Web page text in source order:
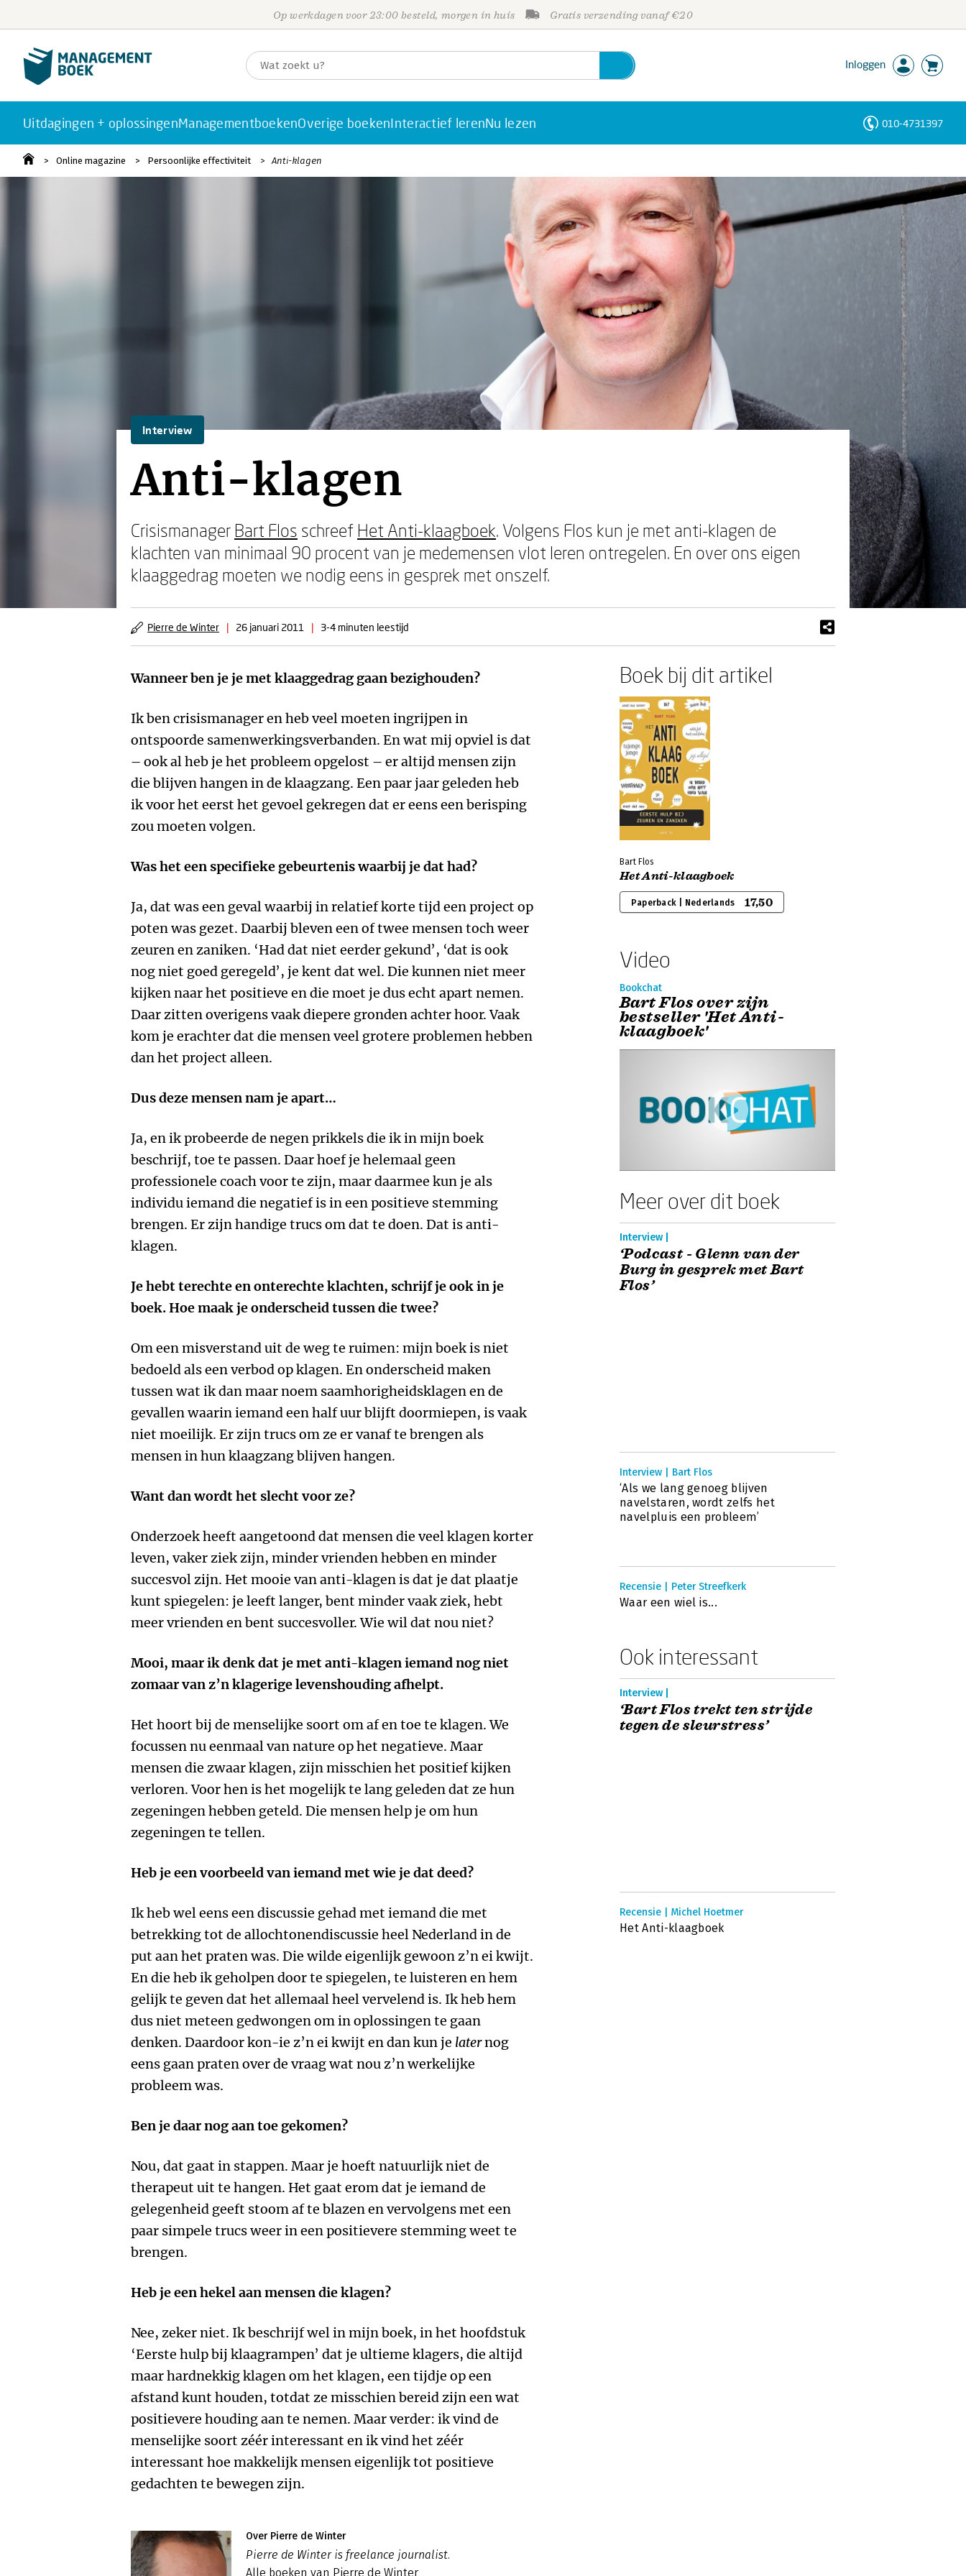
Op werkdagen voor 23:00 besteld, morgen in huis Gratis verzending vanaf €20
Inloggen
Uitdagingen + oplossingenManagementboekenOverige boekenInteractief lerenNu lezen 010-4731397
Online magazine Persoonlijke effectiviteit Anti-klagen
Interview
Anti-klagen
Crisismanager Bart Flos schreef Het Anti-klaagboek. Volgens Flos kun je met anti-klagen de
klachten van minimaal 90 procent van je medemensen vlot leren ontregelen. En over ons eigen
klaaggedrag moeten we nodig eens in gesprek met onszelf.
Pierre de Winter | 26 januari 2011 | 3-4 minuten leestijd
Wanneer ben je je met klaaggedrag gaan bezighouden?
Ik ben crisismanager en heb veel moeten ingrijpen in
ontspoorde samenwerkingsverbanden. En wat mij opviel is dat
– ook al heb je het probleem opgelost – er altijd mensen zijn
die blijven hangen in de klaagzang. Een paar jaar geleden heb
ik voor het eerst het gevoel gekregen dat er eens een berisping
zou moeten volgen.
Was het een specifieke gebeurtenis waarbij je dat had?
Ja, dat was een geval waarbij in relatief korte tijd een project op
poten was gezet. Daarbij bleven een of twee mensen toch weer
zeuren en zaniken. ‘Had dat niet eerder gekund’, ‘dat is ook
nog niet goed geregeld’, je kent dat wel. Die kunnen niet meer
kijken naar het positieve en die moet je dus echt apart nemen.
Daar zitten overigens vaak diepere gronden achter hoor. Vaak
kom je erachter dat die mensen veel grotere problemen hebben
dan het project alleen.
Dus deze mensen nam je apart…
Ja, en ik probeerde de negen prikkels die ik in mijn boek
beschrijf, toe te passen. Daar hoef je helemaal geen
professionele coach voor te zijn, maar daarmee kun je als
individu iemand die negatief is in een positieve stemming
brengen. Er zijn handige trucs om dat te doen. Dat is anti-
klagen.
Je hebt terechte en onterechte klachten, schrijf je ook in je
boek. Hoe maak je onderscheid tussen die twee?
Om een misverstand uit de weg te ruimen: mijn boek is niet
bedoeld als een verbod op klagen. En onderscheid maken
tussen wat ik dan maar noem saamhorigheidsklagen en de
gevallen waarin iemand een half uur blijft doormiepen, is vaak
niet moeilijk. Er zijn trucs om ze er vanaf te brengen als
mensen in hun klaagzang blijven hangen.
Want dan wordt het slecht voor ze?
Onderzoek heeft aangetoond dat mensen die veel klagen korter
leven, vaker ziek zijn, minder vrienden hebben en minder
succesvol zijn. Het mooie van anti-klagen is dat je dat plaatje
kunt spiegelen: je leeft langer, bent minder vaak ziek, hebt
meer vrienden en bent succesvoller. Wie wil dat nou niet?
Mooi, maar ik denk dat je met anti-klagen iemand nog niet
zomaar van z’n klagerige levenshouding afhelpt.
Het hoort bij de menselijke soort om af en toe te klagen. We
focussen nu eenmaal van nature op het negatieve. Maar
mensen die zwaar klagen, zijn misschien het positief kijken
verloren. Voor hen is het mogelijk te lang geleden dat ze hun
zegeningen hebben geteld. Die mensen help je om hun
zegeningen te tellen.
Heb je een voorbeeld van iemand met wie je dat deed?
Ik heb wel eens een discussie gehad met iemand die met
betrekking tot de allochtonendiscussie heel Nederland in de
put aan het praten was. Die wilde eigenlijk gewoon z’n ei kwijt.
En die heb ik geholpen door te spiegelen, te luisteren en hem
gelijk te geven dat het allemaal heel vervelend is. Ik heb hem
dus niet meteen gedwongen om in oplossingen te gaan
denken. Daardoor kon-ie z’n ei kwijt en dan kun je laternog
eens gaan praten over de vraag wat nou z’n werkelijke
probleem was.
Ben je daar nog aan toe gekomen?
Nou, dat gaat in stappen. Maar je hoeft natuurlijk niet de
therapeut uit te hangen. Het gaat erom dat je iemand de
gelegenheid geeft stoom af te blazen en vervolgens met een
paar simpele trucs weer in een positievere stemming weet te
brengen.
Heb je een hekel aan mensen die klagen?
Nee, zeker niet. Ik beschrijf wel in mijn boek, in het hoofdstuk
‘Eerste hulp bij klaagrampen’ dat je ultieme klagers, die altijd
maar hardnekkig klagen om het klagen, een tijdje op een
afstand kunt houden, totdat ze misschien bereid zijn een wat
positievere houding aan te nemen. Maar verder: ik vind de
menselijke soort zéér interessant en ik vind het zéér
interessant hoe makkelijk mensen eigenlijk tot positieve
gedachten te bewegen zijn.
Over Pierre de Winter
Pierre de Winter is freelance journalist.
Alle boeken van Pierre de Winter
Boek bij dit artikel
Bart Flos
Het Anti-klaagboek
Paperback | Nederlands 17,50
Video
Bookchat
Bart Flos over zijn
bestseller 'Het Anti-
klaagboek'
Meer over dit boek
Interview |
‘Podcast - Glenn van der
Burg in gesprek met Bart
Flos’
Interview | Bart Flos
‘Als we lang genoeg blijven
navelstaren, wordt zelfs het
navelpluis een probleem’
Recensie | Peter Streefkerk
Waar een wiel is...
Ook interessant
Interview |
‘Bart Flos trekt ten strijde
tegen de sleurstress’
Recensie | Michel Hoetmer
Het Anti-klaagboek
Personen
Trefwoorden